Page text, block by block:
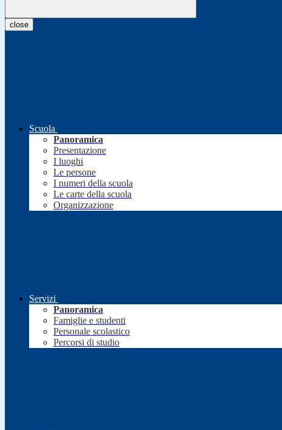
close
Scuola
Panoramica
Presentazione
I luoghi
Le persone
I numeri della scuola
Le carte della scuola
Organizzazione
Servizi
Panoramica
Famiglie e studenti
Personale scolastico
Percorsi di studio